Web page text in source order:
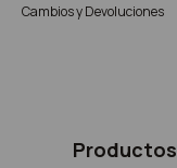
Cambios y Devoluciones